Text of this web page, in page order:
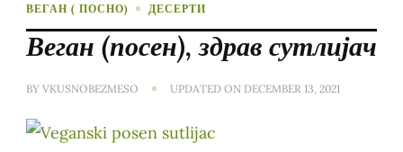
ВЕГАН ( ПОСНО) ДЕСЕРТИ
Веган (посен), здрав сутлијач
BY VKUSNOBEZMESO UPDATED ON DECEMBER 13, 2021